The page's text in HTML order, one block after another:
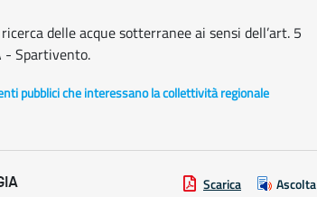
delle acque sotterranee ai sensi dell’art. 5
- Spartivento.
pubblici che interessano la collettività regionale
Scarica Ascolta